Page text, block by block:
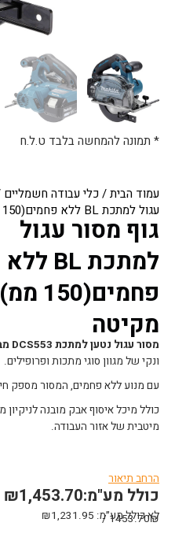
עמוד הבית/כלי עבודה חשמליים
עגול למתכת BL ללא פחמים(150 ממ) 18V מקיטה
גוף מסור עגול
למתכת BL ללא
מקיטה
מסור עגול נטען למתכת DCS553 מבית Makita
ונקי של מגוון סוגי מתכות ופרופילים.
עם מנוע ללא פחמים, המסור מספק
מיטבית של אזור העבודה.
תכונות:
חומרים:מתאים לחיתוך מגוון סוגי
הרחב תיאור
₪1,453.70כולל מע"מ:
לא כולל מע״מ: ₪1,231.95
1453.70₪ /
* תמונה להמחשה בלבד ט.ל.ח